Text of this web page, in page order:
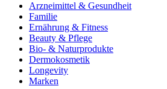
Arzneimittel & Gesundheit
Familie
Ernährung & Fitness
Beauty & Pflege
Bio- & Naturprodukte
Dermokosmetik
Longevity
Marken